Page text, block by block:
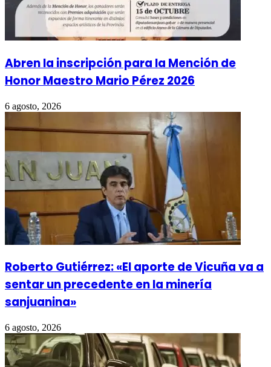
Abren la inscripción para la Mención de
Honor Maestro Mario Pérez 2026
6 agosto, 2026
Roberto Gutiérrez: «El aporte de Vicuña va a
sentar un precedente en la minería
sanjuanina»
6 agosto, 2026